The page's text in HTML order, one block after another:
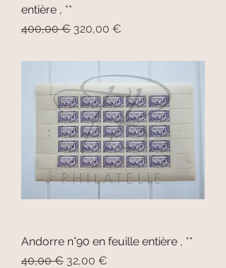
entière , **
Prix original
400,00 € Prix promotionnel
320,00 €
Andorre n°90 en feuille entière , **
Prix original
40,00 € Prix promotionnel
32,00 €